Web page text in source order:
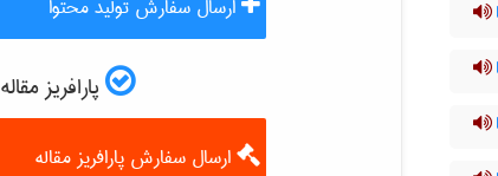
ارسال سفارش تولید محتوا
پارافریز مقاله ISI و رفع plagiarism
ارسال سفارش پارافریز مقاله